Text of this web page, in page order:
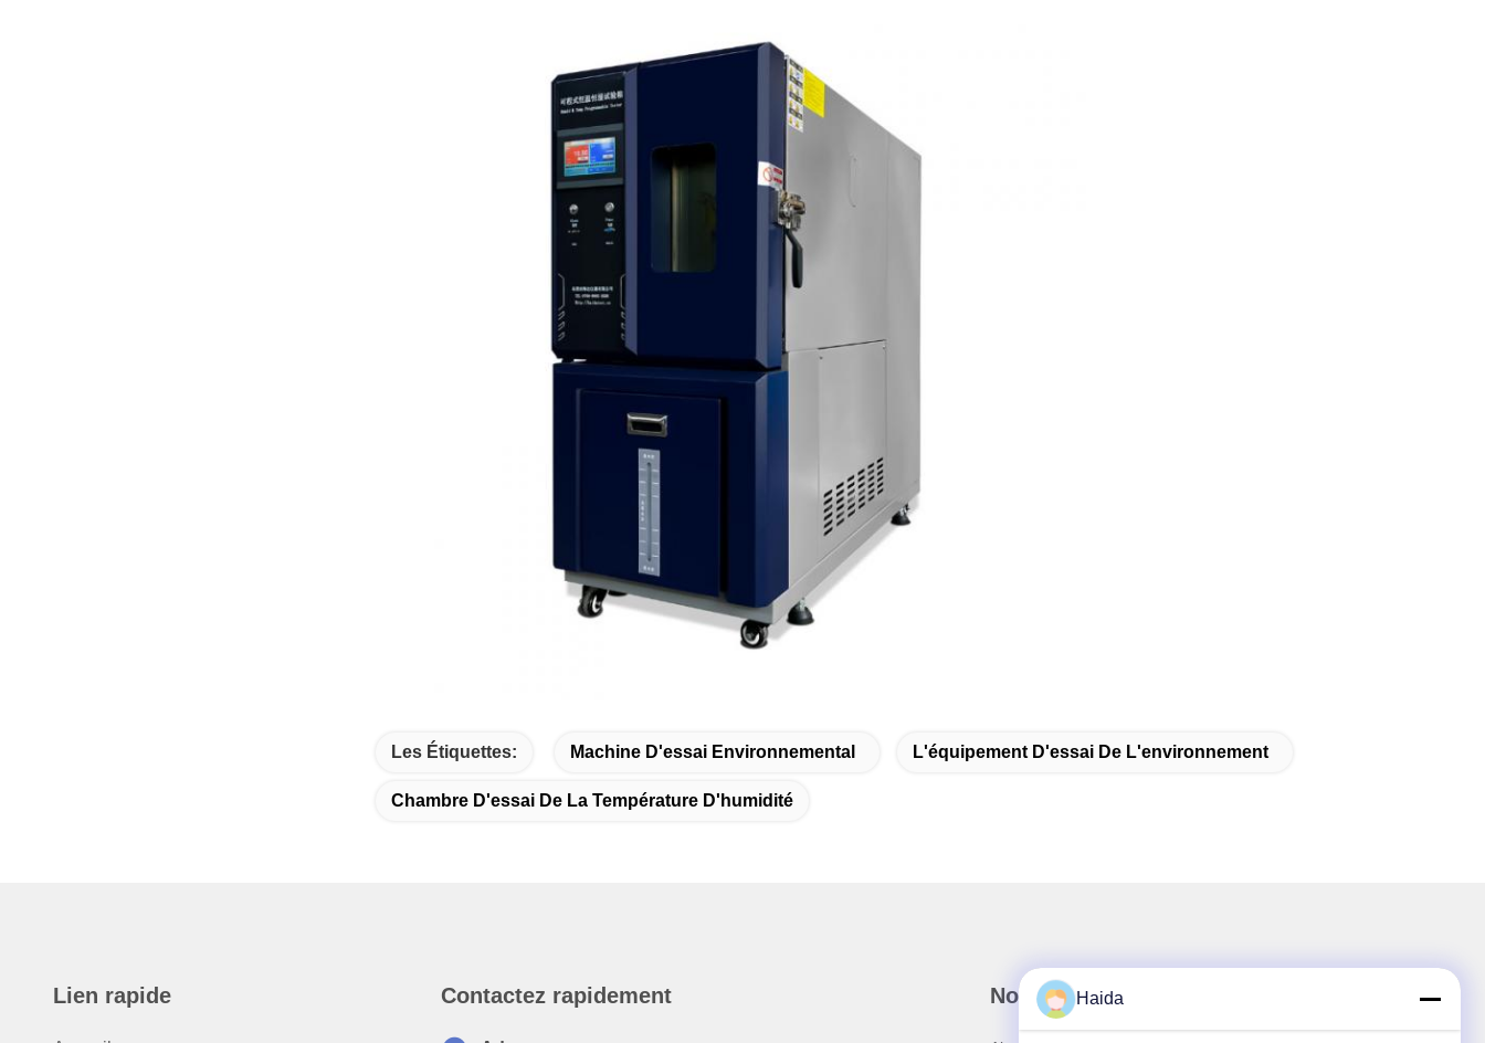
Les Étiquettes: Machine D'essai Environnemental L'équipement D'essai De L'environnement
Chambre D'essai De La Température D'humidité
Lien rapide Contactez rapidement Notre newsletter
Haida